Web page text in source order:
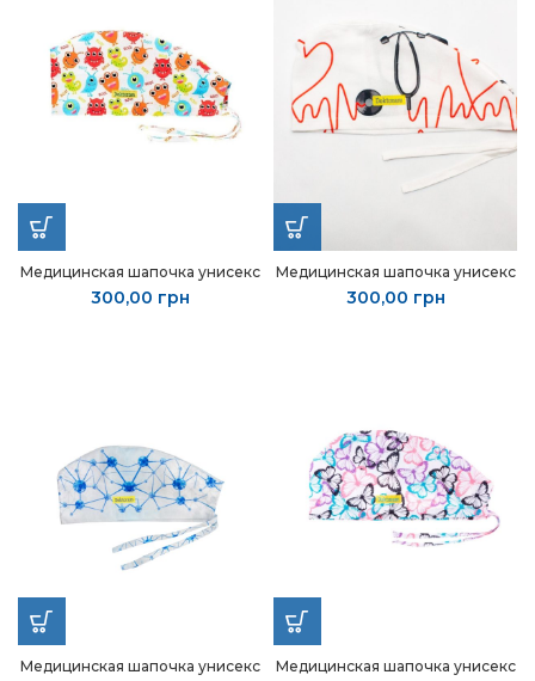
Медицинская шапочка унисекс
300,00 грн
Медицинская шапочка унисекс
300,00 грн
Медицинская шапочка унисекс Медицинская шапочка унисекс